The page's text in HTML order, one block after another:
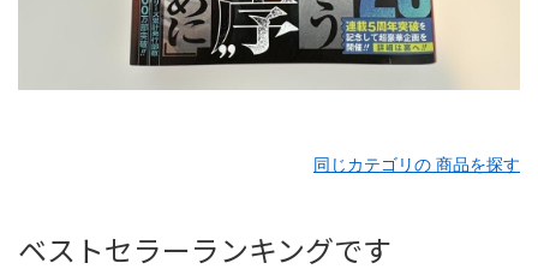
同じカテゴリの 商品を探す
ベストセラーランキングです